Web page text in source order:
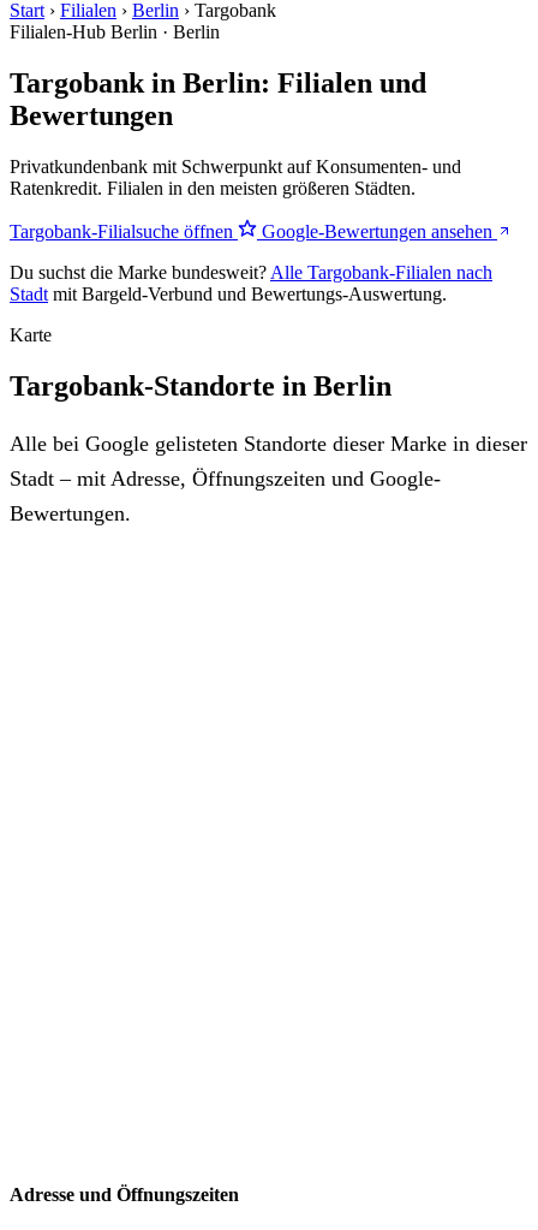
Start › Filialen › Berlin › Targobank
Filialen-Hub Berlin · Berlin
Targobank in Berlin: Filialen und
Bewertungen
Privatkundenbank mit Schwerpunkt auf Konsumenten- und
Ratenkredit. Filialen in den meisten größeren Städten.
Targobank-Filialsuche öffnen
Google-Bewertungen ansehen
Du suchst die Marke bundesweit? Alle Targobank-Filialen nach
Stadt mit Bargeld-Verbund und Bewertungs-Auswertung.
Karte
Targobank-Standorte in Berlin
Alle bei Google gelisteten Standorte dieser Marke in dieser
Stadt – mit Adresse, Öffnungszeiten und Google-
Bewertungen.
Adresse und Öffnungszeiten